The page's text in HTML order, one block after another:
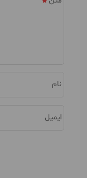
نام
ایمیل